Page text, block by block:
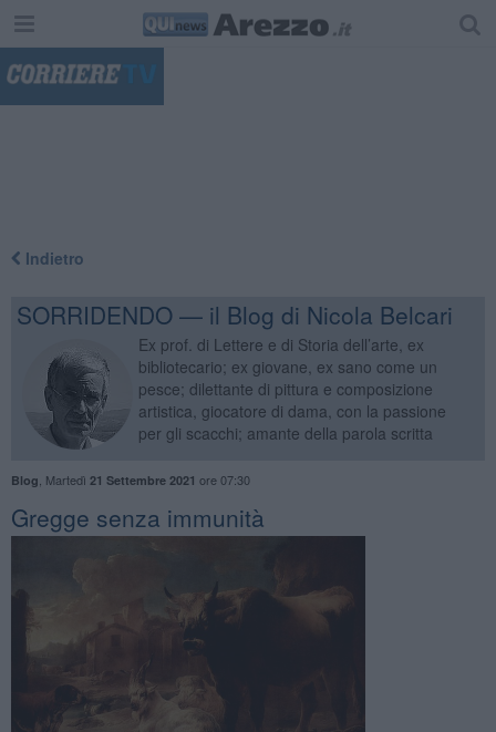
Indietro
SORRIDENDO — il Blog di Nicola Belcari
Ex prof. di Lettere e di Storia dell’arte, ex
bibliotecario; ex giovane, ex sano come un
pesce; dilettante di pittura e composizione
artistica, giocatore di dama, con la passione
per gli scacchi; amante della parola scritta
Blog Martedì 21 Settembre 2021 ore 07:30
Gregge senza immunità